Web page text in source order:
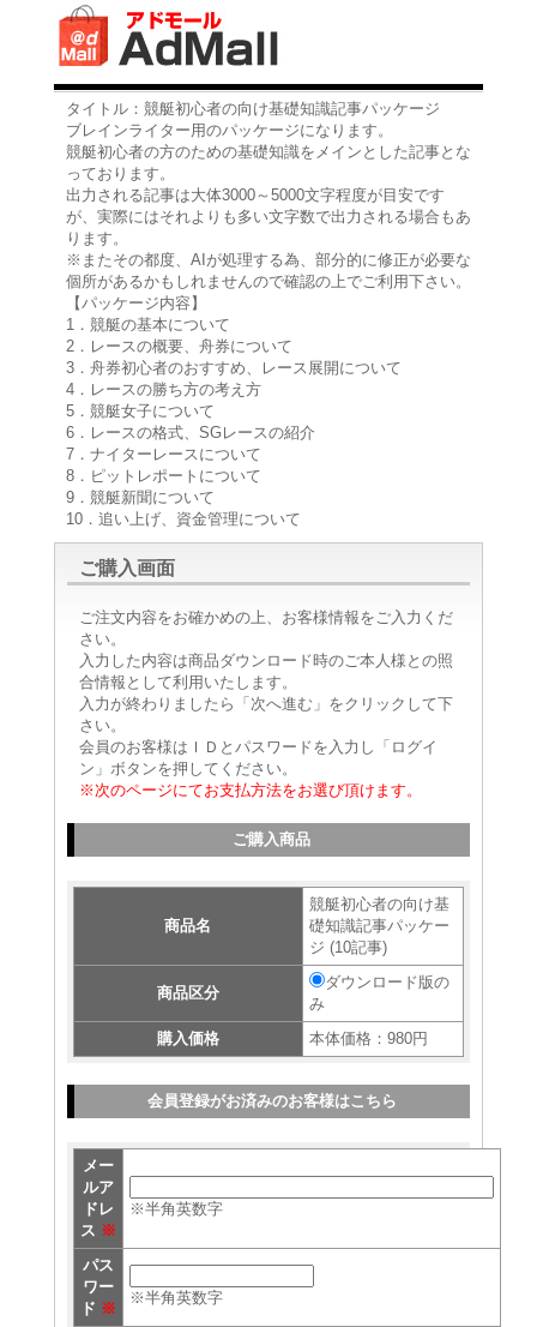
タイトル：競艇初心者の向け基礎知識記事パッケージ
ブレインライター用のパッケージになります。
競艇初心者の方のための基礎知識をメインとした記事とな
っております。
出力される記事は大体3000～5000文字程度が目安です
が、実際にはそれよりも多い文字数で出力される場合もあ
ります。
※またその都度、AIが処理する為、部分的に修正が必要な
個所があるかもしれませんので確認の上でご利用下さい。
【パッケージ内容】
1．競艇の基本について
2．レースの概要、舟券について
3．舟券初心者のおすすめ、レース展開について
4．レースの勝ち方の考え方
5．競艇女子について
6．レースの格式、SGレースの紹介
7．ナイターレースについて
8．ピットレポートについて
9．競艇新聞について
10．追い上げ、資金管理について
ご購入画面
ご注文内容をお確かめの上、お客様情報をご入力くだ
さい。
入力した内容は商品ダウンロード時のご本人様との照
合情報として利用いたします。
入力が終わりましたら「次へ進む」をクリックして下
さい。
会員のお客様はＩＤとパスワードを入力し「ログイ
ン」ボタンを押してください。
※次のページにてお支払方法をお選び頂けます。
ご購入商品
商品名
競艇初心者の向け基
礎知識記事パッケー
ジ (10記事)
商品区分
ダウンロード版の
み
購入価格
本体価格：980円
会員登録がお済みのお客様はこちら
メー
ルア
ドレ
ス ※
※半角英数字
パス
ワー
ド ※
※半角英数字